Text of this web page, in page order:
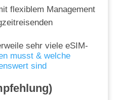
flexiblem Management
sehr viele eSIM-
musst & welche
sind